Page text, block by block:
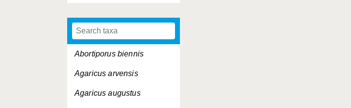
Abortiporus biennis
Agaricus arvensis
Agaricus augustus